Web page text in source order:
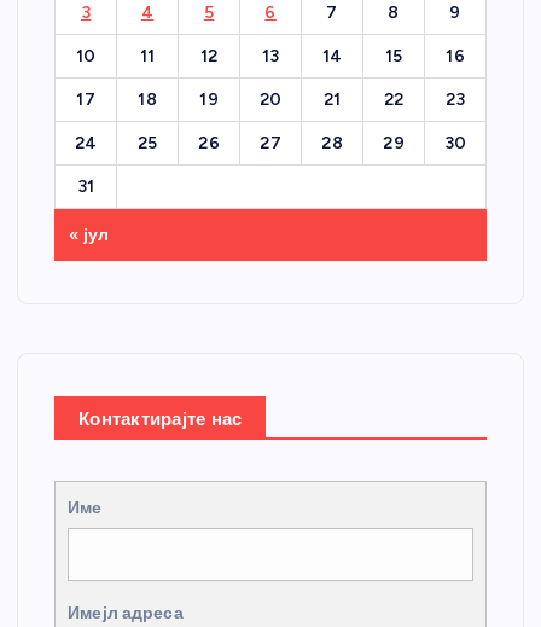
3 4 5 6 7 8 9
10 11 12 13 14 15 16
17 18 19 20 21 22 23
24 25 26 27 28 29 30
31
« јул
Контактирајте нас
Име
Имејл адреса